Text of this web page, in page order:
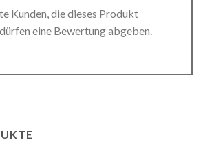
Kunden, die dieses Produkt
eine Bewertung abgeben.